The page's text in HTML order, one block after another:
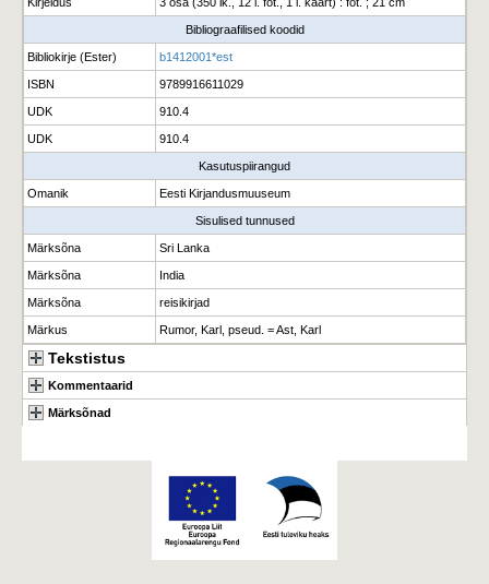
Bibliograafilised koodid
Bibliokirje (Ester) b1412001*est
ISBN 9789916611029
UDK 910.4
UDK 910.4
Kasutuspiirangud
Omanik Eesti Kirjandusmuuseum
Sisulised tunnused
Märksõna Sri Lanka
Märksõna India
Märksõna reisikirjad
Märkus Rumor, Karl, pseud. = Ast, Karl
Tekstistus
Kommentaarid
Märksõnad